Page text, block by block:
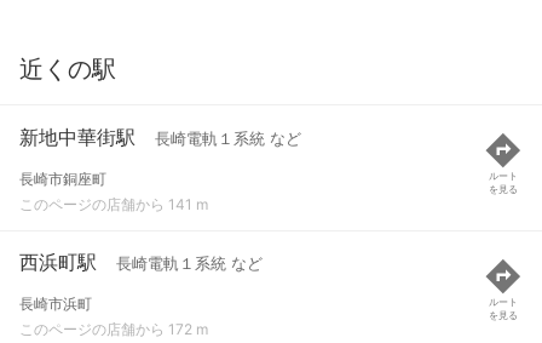
近くの駅
新地中華街駅 長崎電軌１系統 など
長崎市銅座町
このページの店舗から 141 m
ルート
を見る
西浜町駅 長崎電軌１系統 など
長崎市浜町
このページの店舗から 172 m
ルート
を見る